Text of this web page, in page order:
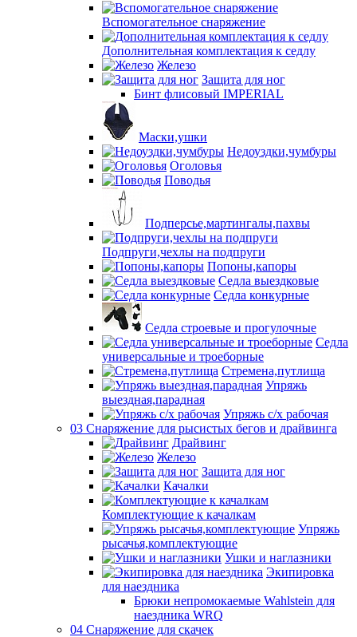
Вспомогательное снаряжение
Дополнительная комплектация к седлу
Железо
Защита для ног
Бинт флисовый IMPERIAL
Маски,ушки
Недоуздки,чумбуры
Оголовья
Поводья
Подперсье,мартингалы,пахвы
Подпруги,чехлы на подпруги
Попоны,капоры
Седла выездковые
Седла конкурные
Седла строевые и прогулочные
Седла
универсальные и троеборные
Стремена,путлища
Упряжь
выездная,парадная
Упряжь с/х рабочая
03 Снаряжение для рысистых бегов и драйвинга
Драйвинг
Железо
Защита для ног
Качалки
Комплектующие к качалкам
Упряжь
рысачья,комплектующие
Ушки и наглазники
Экипировка
для наездника
Брюки непромокаемые Wahlstein для
наездника WRQ
04 Снаряжение для скачек